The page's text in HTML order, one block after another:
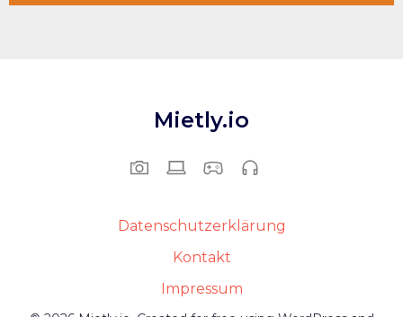
Mietly.io
Datenschutzerklärung
Kontakt
Impressum